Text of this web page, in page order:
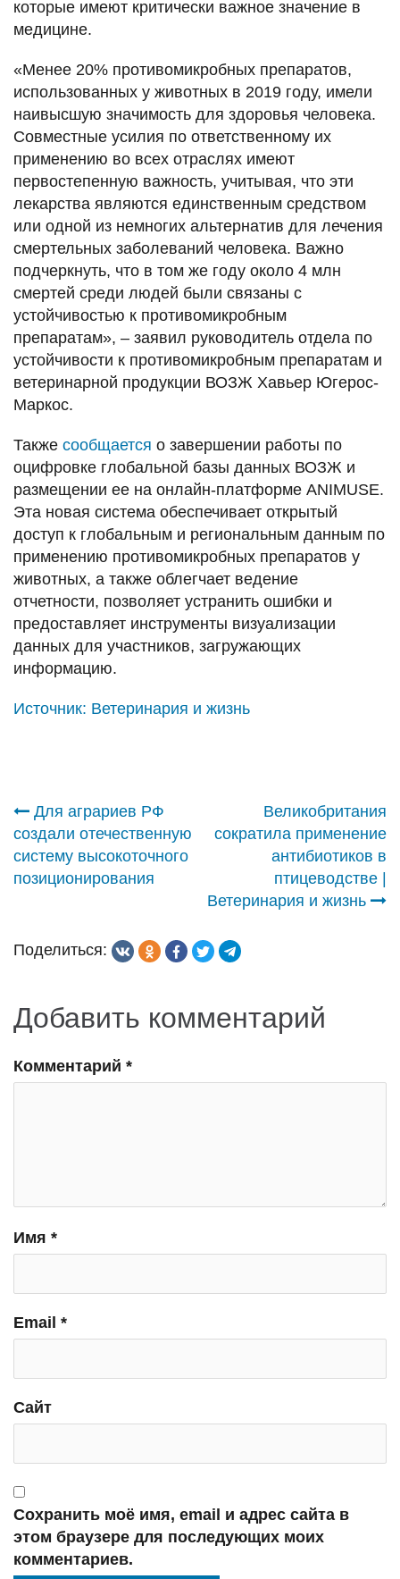
которые имеют критически важное значение в
медицине.
«Менее 20% противомикробных препаратов,
использованных у животных в 2019 году, имели
наивысшую значимость для здоровья человека.
Совместные усилия по ответственному их
применению во всех отраслях имеют
первостепенную важность, учитывая, что эти
лекарства являются единственным средством
или одной из немногих альтернатив для лечения
смертельных заболеваний человека. Важно
подчеркнуть, что в том же году около 4 млн
смертей среди людей были связаны с
устойчивостью к противомикробным
препаратам», – заявил руководитель отдела по
устойчивости к противомикробным препаратам и
ветеринарной продукции ВОЗЖ Хавьер Югерос-
Маркос.
Также сообщается о завершении работы по
оцифровке глобальной базы данных ВОЗЖ и
размещении ее на онлайн-платформе ANIMUSE.
Эта новая система обеспечивает открытый
доступ к глобальным и региональным данным по
применению противомикробных препаратов у
животных, а также облегчает ведение
отчетности, позволяет устранить ошибки и
предоставляет инструменты визуализации
данных для участников, загружающих
информацию.
Источник: Ветеринария и жизнь
Навигация
по
Для аграриев РФ
создали отечественную
систему высокоточного
позиционирования
Великобритания
сократила применение
антибиотиков в
птицеводстве |
Ветеринария и жизнь
Поделиться:
Добавить комментарий
Комментарий *
Имя *
Email *
Сайт
Сохранить моё имя, email и адрес сайта в
этом браузере для последующих моих
комментариев.